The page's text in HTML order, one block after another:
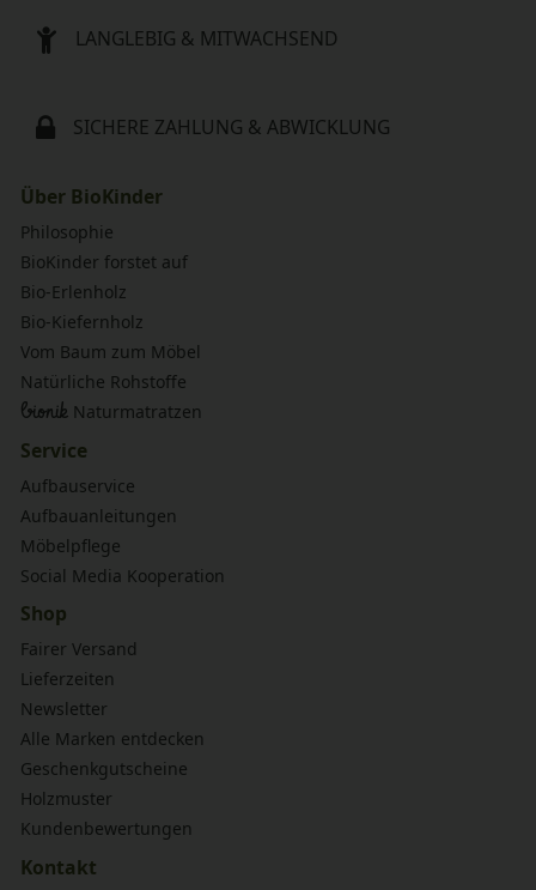
LANGLEBIG & MITWACHSEND
SICHERE ZAHLUNG & ABWICKLUNG
Über BioKinder
Philosophie
BioKinder forstet auf
Bio-Erlenholz
Bio-Kiefernholz
Vom Baum zum Möbel
Natürliche Rohstoffe
bionik Naturmatratzen
Service
Aufbauservice
Aufbauanleitungen
Möbelpflege
Social Media Kooperation
Shop
Fairer Versand
Lieferzeiten
Newsletter
Alle Marken entdecken
Geschenkgutscheine
Holzmuster
Kundenbewertungen
Kontakt